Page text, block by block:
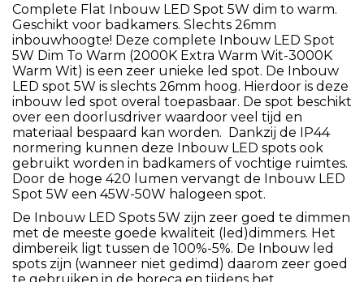
Complete Flat Inbouw LED Spot 5W dim to warm.
Geschikt voor badkamers. Slechts 26mm
inbouwhoogte! Deze complete Inbouw LED Spot
5W Dim To Warm (2000K Extra Warm Wit-3000K
Warm Wit) is een zeer unieke led spot. De Inbouw
LED spot 5W is slechts 26mm hoog. Hierdoor is deze
inbouw led spot overal toepasbaar. De spot beschikt
over een doorlusdriver waardoor veel tijd en
materiaal bespaard kan worden. Dankzij de IP44
normering kunnen deze Inbouw LED spots ook
gebruikt worden in badkamers of vochtige ruimtes.
Door de hoge 420 lumen vervangt de Inbouw LED
Spot 5W een 45W-50W halogeen spot.
De Inbouw LED Spots 5W zijn zeer goed te dimmen
met de meeste goede kwaliteit (led)dimmers. Het
dimbereik ligt tussen de 100%-5%. De Inbouw led
spots zijn (wanneer niet gedimd) daarom zeer goed
te gebruiken in de horeca en tijdens het